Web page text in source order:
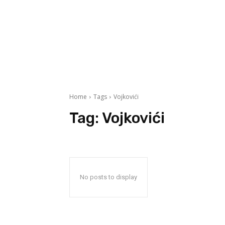
Home Tags Vojkovići
Tag: Vojkovići
No posts to display